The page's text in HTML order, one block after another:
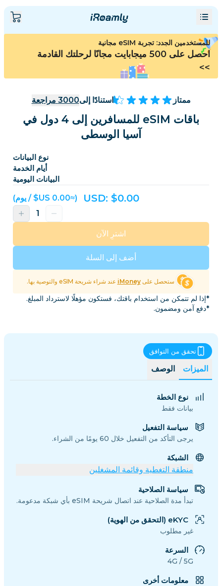
للمستخدمين الجدد: تجربة eSIM مجانية
احصل على 500 ميجابايت مجانًا لرحلتك القادمة
>>
ممتاز استنادًا إلى3000 مراجعة
باقات eSIM للمسافرين إلى 4 دول في
آسيا الوسطى
نوع البيانات
أيام الخدمة
البيانات اليومية
USD: $0.00 (≈‏0.00 US$ / يوم)
أضف إلى السلة
اشترِ الآن
ستحصل علىiMoney عند شراء شريحة eSIM والتوصية بها.
*إذا لم تتمكن من استخدام باقتك، فستكون مؤهلًا لاسترداد المبلغ.
*دفع آمن ومضمون.
الميزات الوصف
تحقق من التوافق
نوع الخطة
بيانات فقط
سياسة التفعيل
يرجى التأكد من التفعيل خلال 60 يومًا من الشراء.
الشبكة
منطقة التغطية وقائمة المشغلين
سياسة الصلاحية
تبدأ مدة الصلاحية عند اتصال شريحة eSIM بأي شبكة مدعومة.
eKYC (التحقق من الهوية)
غير مطلوب
السرعة
4G / 5G
معلومات أخرى